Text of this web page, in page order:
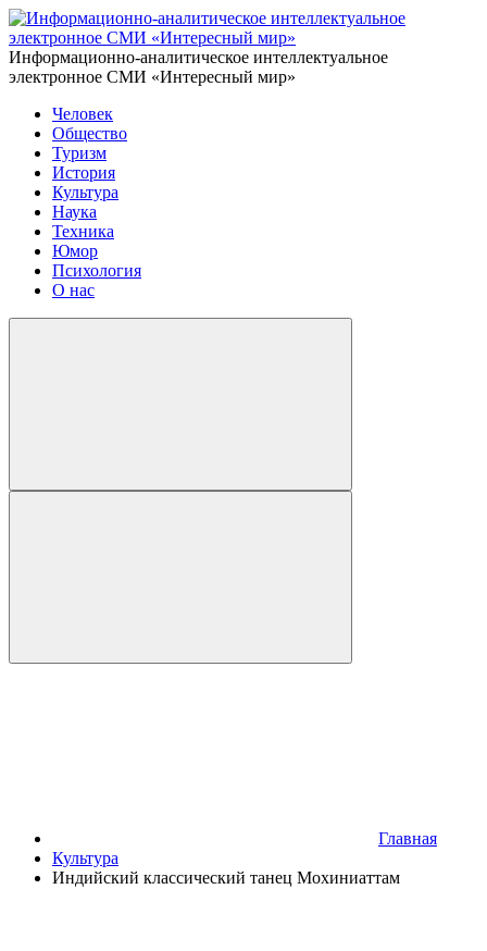
Информационно-аналитическое интеллектуальное
электронное СМИ «Интересный мир»
Человек
Общество
Туризм
История
Культура
Наука
Техника
Юмор
Психология
О нас
Главная
Культура
Индийский классический танец Мохиниаттам